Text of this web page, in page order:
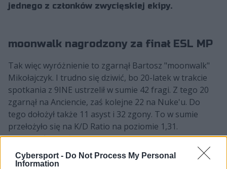
Cybersport - Do Not Process My Personal
Information
jednego z członków zwycięskiej ekipy.
moonwalk nagrodzony za finał ESL MP
Tak więc wyróżnienie to zgarnął Bartosz "moonwalk"
Mikołajczyk. I trudno się dziwić, bo 20-latek w trakcie
spotkania z 9INE ustrzelił w sumie 42 fragi. Z tego 20
zgarnął na Anciencie, zaś kolejne 22 na Nuke'u. Do
tego dołożył także 11 asyst i 32 zgony. To w sumie
przełożyło się na K/D Ratio na poziomie 1,31.
Jednocześnie były gracz Creative AVEZ i Ignis Serpens
zaliczył średnio 0,89 fraga na rundę. A to wszystko przy
grze w formule miksowej. Warto wszak pamiętać, że